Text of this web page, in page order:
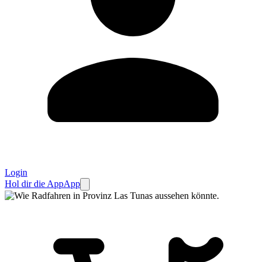
Login
Hol dir die AppApp